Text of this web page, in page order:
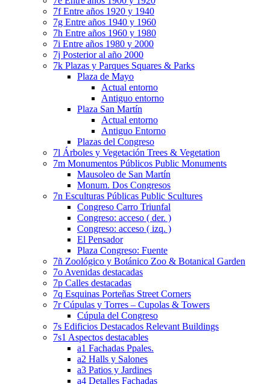
7f Entre años 1920 y 1940
7g Entre años 1940 y 1960
7h Entre años 1960 y 1980
7i Entre años 1980 y 2000
7j Posterior al año 2000
7k Plazas y Parques Squares & Parks
Plaza de Mayo
Actual entorno
Antiguo entorno
Plaza San Martín
Actual entorno
Antiguo Entorno
Plazas del Congreso
7l Árboles y Vegetación Trees & Vegetation
7m Monumentos Públicos Public Monuments
Mausoleo de San Martín
Monum. Dos Congresos
7n Esculturas Públicas Public Scultures
Congreso Carro Triunfal
Congreso: acceso ( der. )
Congreso: acceso ( izq. )
El Pensador
Plaza Congreso: Fuente
7ñ Zoológico y Botánico Zoo & Botanical Garden
7o Avenidas destacadas
7p Calles destacadas
7q Esquinas Porteñas Street Corners
7r Cúpulas y Torres – Cupolas & Towers
Cúpula del Congreso
7s Edificios Destacados Relevant Buildings
7s1 Aspectos destacables
a1 Fachadas Ppales.
a2 Halls y Salones
a3 Patios y Jardines
a4 Detalles Fachadas